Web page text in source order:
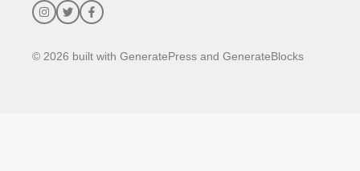
© 2026 built with GeneratePress and GenerateBlocks